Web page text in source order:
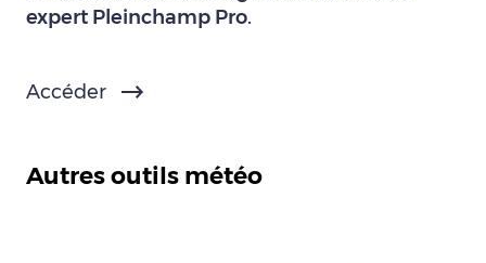
expert Pleinchamp Pro.
Accéder
Autres outils météo